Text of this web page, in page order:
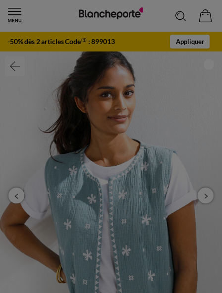
-50% dès 2 articles Code(1) :899013 Appliquer